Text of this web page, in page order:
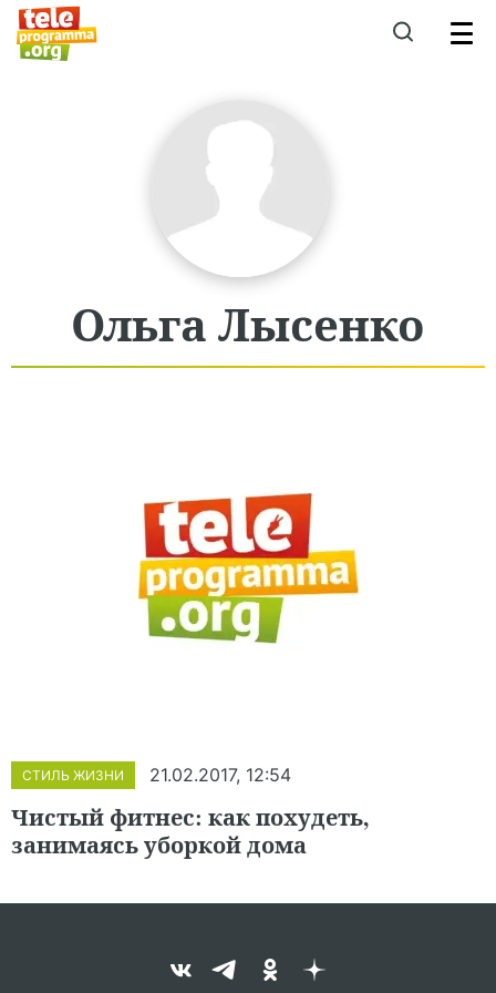
ОльгаЛысенко
СТИЛЬ ЖИЗНИ 21.02.2017, 12:54
Чистый фитнес: как похудеть,
занимаясь уборкой дома